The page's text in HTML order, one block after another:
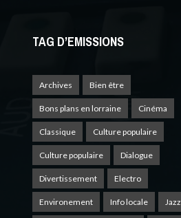
TAG D’EMISSIONS
Archives Bien être
Bons plans en lorraine Cinéma
Classique Culture populaire
Culture populaire Dialogue
Divertissement Electro
Environement Info locale Jazz